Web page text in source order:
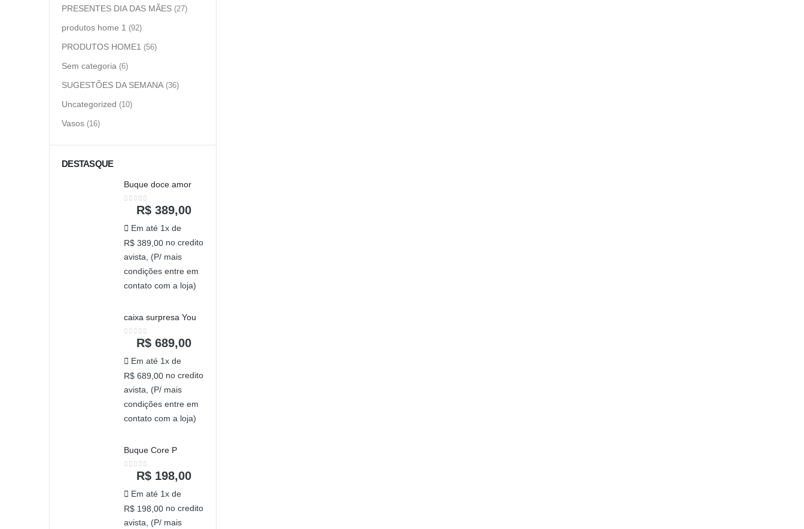
PRESENTES DIA DAS MÃES (27)
produtos home 1 (92)
PRODUTOS HOME1 (56)
Sem categoria (6)
SUGESTÕES DA SEMANA (36)
Uncategorized (10)
Vasos (16)
DESTASQUE
Buque doce amor
out of 5
R$ 389,00
Em até 1x de
R$ 389,00 no credito
avista, (P/ mais
condições entre em
contato com a loja)
caixa surpresa You
out of 5
R$ 689,00
Em até 1x de
R$ 689,00 no credito
avista, (P/ mais
condições entre em
contato com a loja)
Buque Core P
out of 5
R$ 198,00
Em até 1x de
R$ 198,00 no credito
avista, (P/ mais